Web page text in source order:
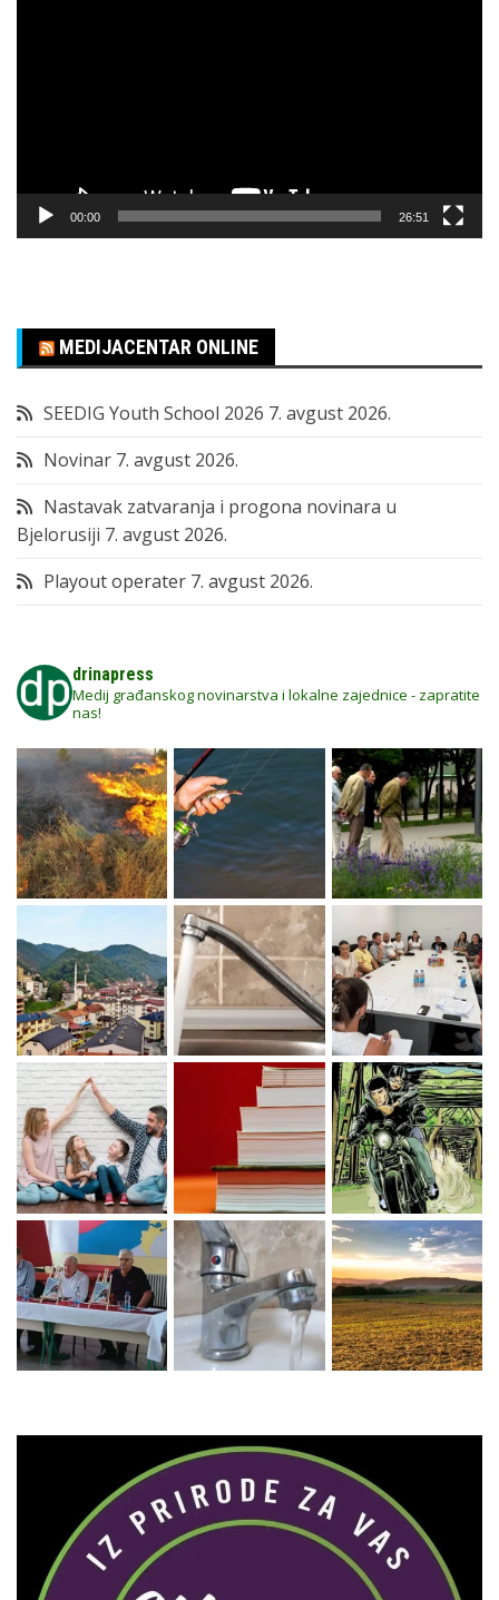
00:00 26:51
MEDIJACENTAR ONLINE
SEEDIG Youth School 2026 7. avgust 2026.
Novinar 7. avgust 2026.
Nastavak zatvaranja i progona novinara u
Bjelorusiji 7. avgust 2026.
Playout operater 7. avgust 2026.
drinapress
Medij građanskog novinarstva i lokalne zajednice - zapratite
nas!